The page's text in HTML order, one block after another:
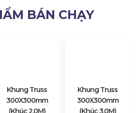
BÁN CHẠY
Khung Truss
Khung Truss